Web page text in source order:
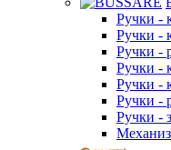
Ручки -
Ручки -
Ручки -
Ручки -
Ручки -
Ручки -
Ручки -